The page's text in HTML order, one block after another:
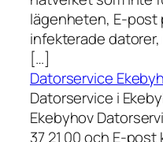
lägenheten, E-post
infekterade
[…]
Datorservice
Datorservice i
Ekebyhov
37 21 00 och E-